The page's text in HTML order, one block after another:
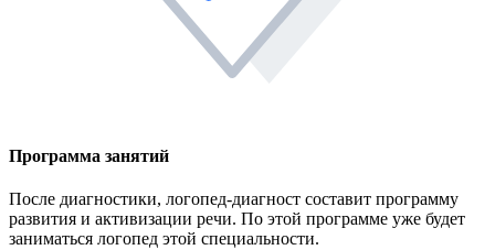
Программа занятий
После диагностики, логопед-диагност составит программу
развития и активизации речи. По этой программе уже будет
заниматься логопед этой специальности.